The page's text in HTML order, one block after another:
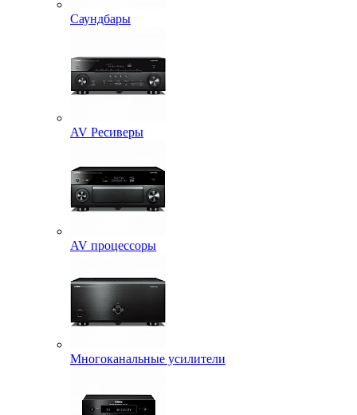
Саундбары
AV Ресиверы
AV процессоры
Многоканальные усилители